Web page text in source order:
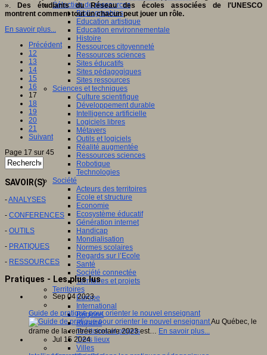
Sélection de ressources
Bibliographies
Education artistique
Education environnementale
Histoire
Ressources citoyenneté
Ressources sciences
Sites éducatifs
Sites pédagogiques
Sites ressources
Sciences et techniques
Culture scientifique
Développement durable
Intelligence artificielle
Logiciels libres
Métavers
Outils et logiciels
Réalité augmentée
Ressources sciences
Robotique
Technologies
Société
Acteurs des territoires
Ecole et structure
Economie
Ecosystème éducatif
Génération internet
Handicap
Mondialisation
Normes scolaires
Regards sur l’Ecole
Santé
Société connectée
Territoires et projets
Territoires
Europe
International
Régions
Ruralité
Territoires et projets
Tiers lieux
Villes
». Des étudiants du Réseau des écoles associées de l'UNESCO
montrent comment tout un chacun peut jouer un rôle.
En savoir plus...
Précédent
12
13
14
15
16
17
18
19
20
21
Suivant
Page 17 sur 45
SAVOIR(S)
-ANALYSES
- CONFERENCES
- OUTILS
- PRATIQUES
- RESSOURCES
Pratiques - Les plus lus
Sep 04 2023
Guide de pratique pour orienter le nouvel enseignant
Au Québec, le
drame de la rentrée scolaire 2023 est… En savoir plus...
Jul 15 2024